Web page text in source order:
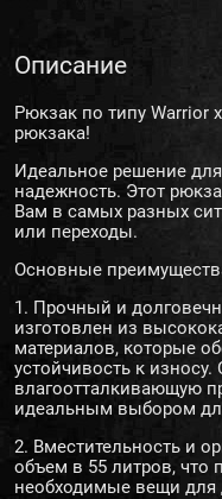
Описание
Рюкзак по типу Warrior
рюкзака!
Идеальное решение для
надежность. Этот
Вам в самых разных
или переходы.
Основные
1. Прочный и
изготовлен из
материалов, которые
устойчивость к
влагоотталкивающую
идеальным выбором
2. Вместительность и
объем в 55 литров, что
необходимые вещи для